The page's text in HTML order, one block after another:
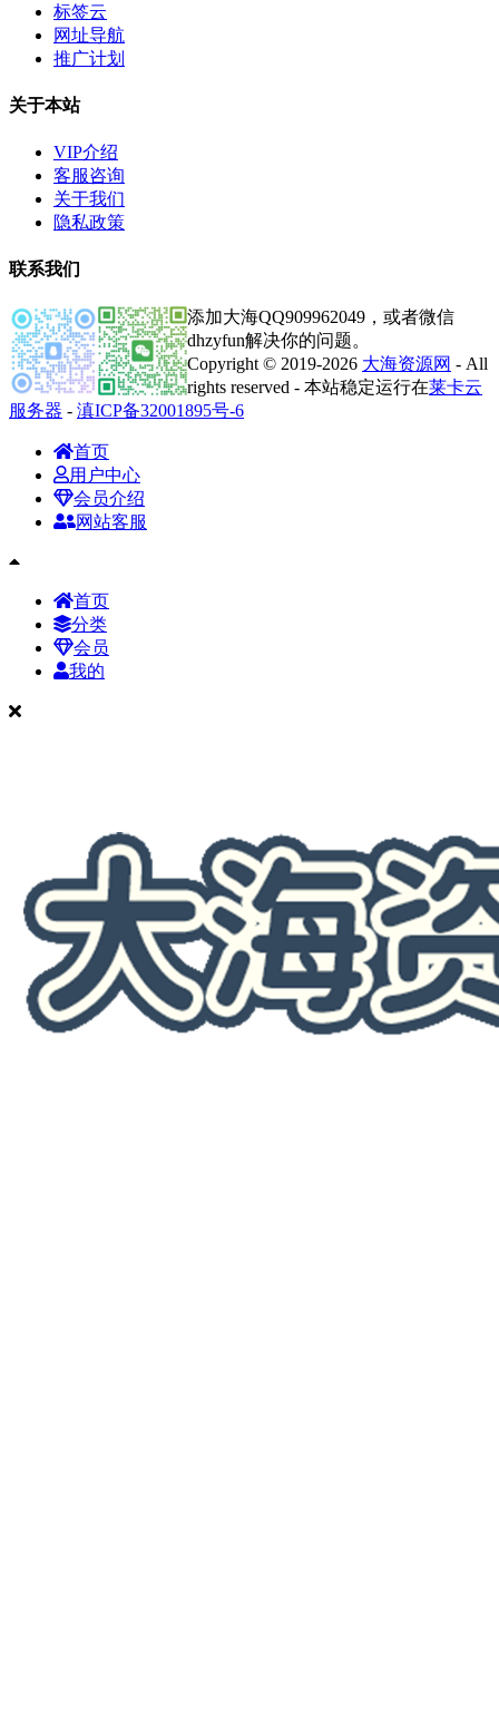
标签云
网址导航
推广计划
关于本站
VIP介绍
客服咨询
关于我们
隐私政策
联系我们
添加大海QQ909962049，或者微信
dhzyfun解决你的问题。
Copyright © 2019-2026 大海资源网 - All
rights reserved - 本站稳定运行在莱卡云
服务器 - 滇ICP备32001895号-6
首页
用户中心
会员介绍
网站客服
首页
分类
会员
我的